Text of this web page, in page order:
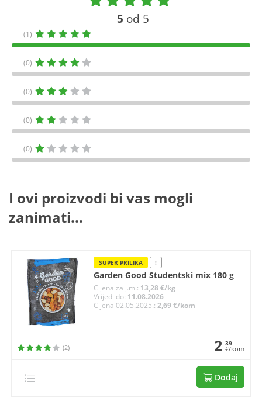
5 od 5
(1)
(0)
(0)
(0)
(0)
I ovi proizvodi bi vas mogli
zanimati...
SUPER PRILIKA !
Garden Good Studentski mix 180 g
Cijena za j.m.: 13,28 €/kg
Vrijedi do: 11.08.2026
Cijena 02.05.2025.:2,69 €/kom
(2) 2 39
€/kom
Dodaj